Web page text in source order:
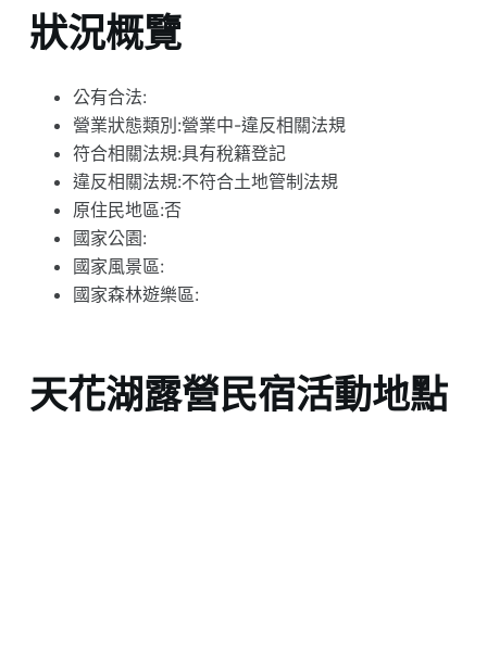
狀況概覽
公有合法:
營業狀態類別:營業中-違反相關法規
符合相關法規:具有稅籍登記
違反相關法規:不符合土地管制法規
原住民地區:否
國家公園:
國家風景區:
國家森林遊樂區:
天花湖露營民宿活動地點